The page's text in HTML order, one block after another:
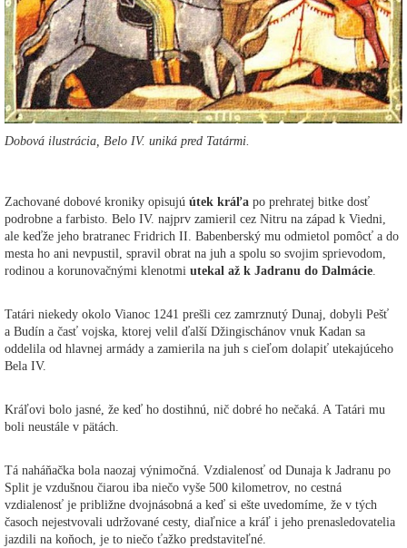
Dobová ilustrácia, Belo IV. uniká pred Tatármi.
Zachované dobové kroniky opisujú útek kráľa po prehratej bitke dosť
podrobne a farbisto. Belo IV. najprv zamieril cez Nitru na západ k Viedni,
ale keďže jeho bratranec Fridrich II. Babenberský mu odmietol pomôcť a do
mesta ho ani nevpustil, spravil obrat na juh a spolu so svojim sprievodom,
rodinou a korunovačnými klenotmi utekal až k Jadranu do Dalmácie.
Tatári niekedy okolo Vianoc 1241 prešli cez zamrznutý Dunaj, dobyli Pešť
a Budín a časť vojska, ktorej velil ďalší Džingischánov vnuk Kadan sa
oddelila od hlavnej armády a zamierila na juh s cieľom dolapiť utekajúceho
Bela IV.
Kráľovi bolo jasné, že keď ho dostihnú, nič dobré ho nečaká. A Tatári mu
boli neustále v pätách.
Tá naháňačka bola naozaj výnimočná. Vzdialenosť od Dunaja k Jadranu po
Split je vzdušnou čiarou iba niečo vyše 500 kilometrov, no cestná
vzdialenosť je približne dvojnásobná a keď si ešte uvedomíme, že v tých
časoch nejestvovali udržované cesty, diaľnice a kráľ i jeho prenasledovatelia
jazdili na koňoch, je to niečo ťažko predstaviteľné.